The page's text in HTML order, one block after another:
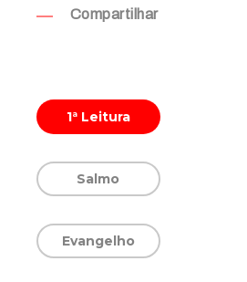
Compartilhar
1ª Leitura
Salmo
Evangelho